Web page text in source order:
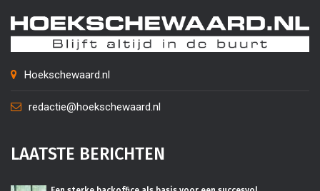
Hoekschewaard.nl
redactie@hoekschewaard.nl
LAATSTE BERICHTEN